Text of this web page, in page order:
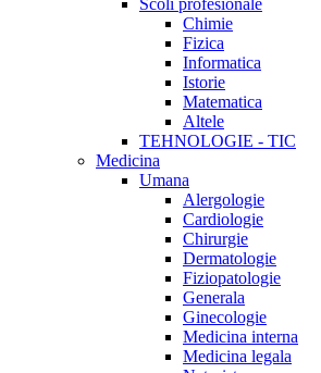
Scoli profesionale
Chimie
Fizica
Informatica
Istorie
Matematica
Altele
TEHNOLOGIE - TIC
Medicina
Umana
Alergologie
Cardiologie
Chirurgie
Dermatologie
Fiziopatologie
Generala
Ginecologie
Medicina interna
Medicina legala